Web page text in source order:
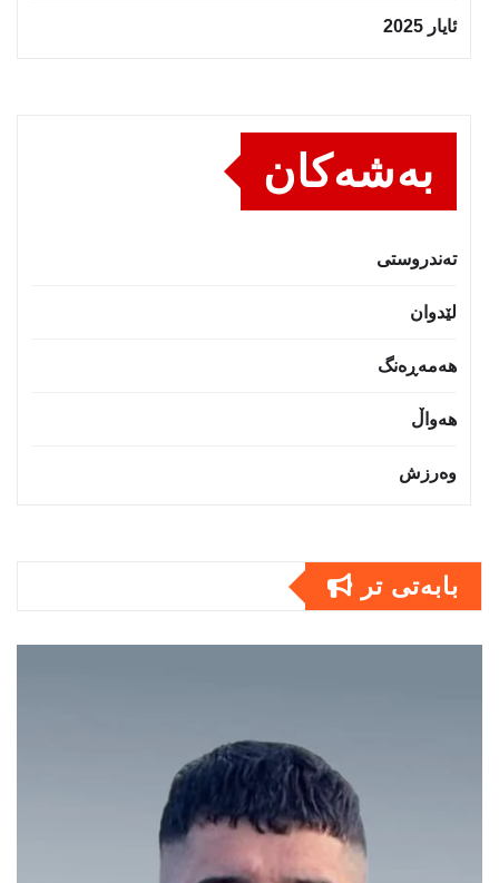
ئایار 2025
بەشەکان
تەندروستى
لێدوان
هەمەڕەنگ
هەواڵ
وەرزش
بابەتى تر